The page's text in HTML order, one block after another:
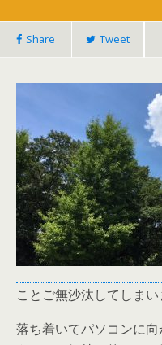
Share Tweet
ことご無沙汰してしまい
落ち着いてパソコンに